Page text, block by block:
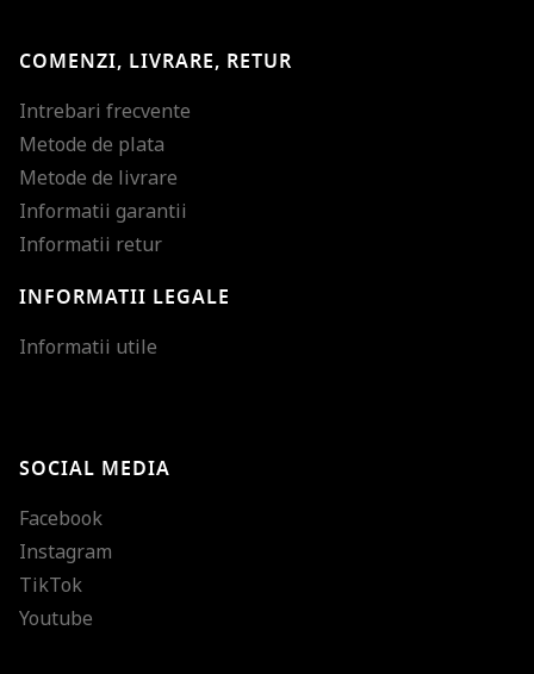
COMENZI, LIVRARE, RETUR
Intrebari frecvente
Metode de plata
Metode de livrare
Informatii garantii
Informatii retur
INFORMATII LEGALE
Informatii utile
SOCIAL MEDIA
Facebook
Instagram
TikTok
Youtube